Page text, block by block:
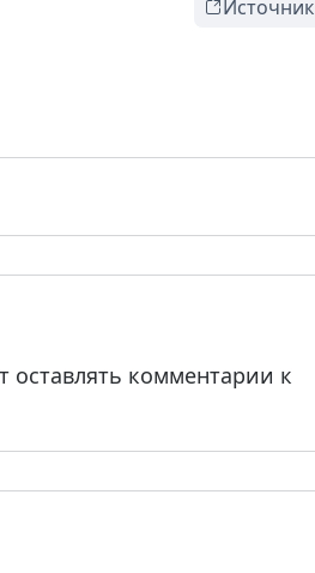
Источник
оставлять комментарии к